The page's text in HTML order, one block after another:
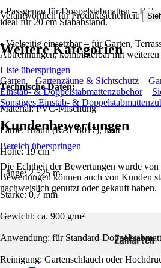
• Passgenau für Doppelstabmatten –
ideal für 20 cm Stababstand.
• Vielseitig einsetzbar – für Garten,
Abtrennungen, kombinierbar mit weiteren
Technische Daten:
Material: PVC-Mischung
Farbe: Braun (RAL 8017), matt
Höhe: 19 cm
Länge: 2,525 m
Stärke: 0,7 mm
Gewicht: ca. 900 g/m²
Anwendung: für Standard-
Reinigung: Gartenschlauch oder
Verantwortlich für Produktsicherheit:
Weitere Kategorien
Liste überspringen
Garten
Gartenzäune & Sichtschutz
Einstab- & Doppelstabmattenzubehör
Sonstiges Einstab- &
Kundenbewertungen
Bereich überspringen
Die Echtheit der Bewertungen wurde von
Bewertungen können auch von Kunden
nachweislich genutzt oder gekauft haben.
Zahlarten